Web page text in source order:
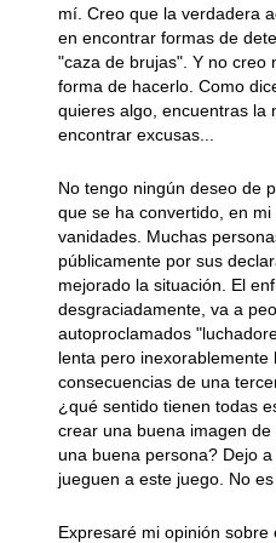
mí. Creo que la verdadera
en encontrar formas de
"caza de brujas". Y no creo
forma de hacerlo. Como
quieres algo, encuentras la
encontrar excusas...
No tengo ningún deseo de
que se ha convertido, en
vanidades. Muchas
públicamente por sus
mejorado la situación. El
desgraciadamente, va a
autoproclamados
lenta pero inexorablemente
consecuencias de una
¿qué sentido tienen todas
crear una buena imagen
una buena persona? Dejo
jueguen a este juego. No
Expresaré mi opinión